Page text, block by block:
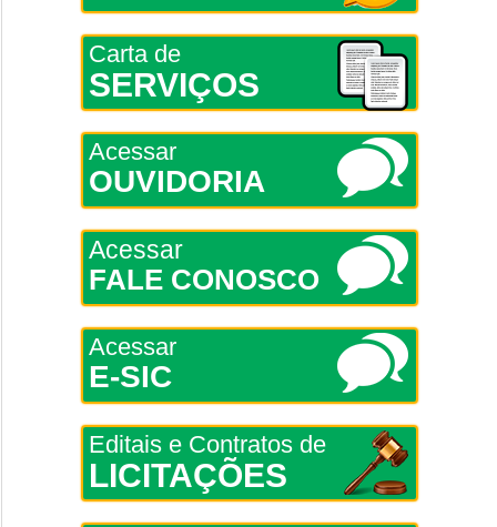
Carta de
SERVIÇOS
Acessar
OUVIDORIA
Acessar
FALE CONOSCO
Acessar
E-SIC
Editais e Contratos de
LICITAÇÕES